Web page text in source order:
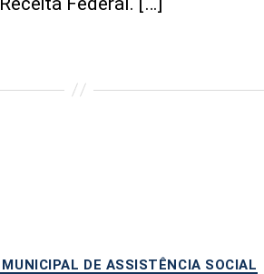
Categorias
DE ASSISTÊNCIA SOCIAL